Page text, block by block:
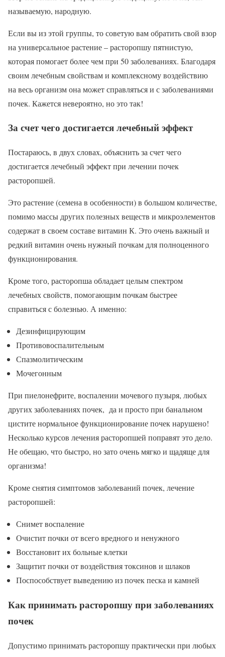
называемую, народную.
Если вы из этой группы, то советую вам обратить свой взор
на универсальное растение – расторопшу пятнистую,
которая помогает более чем при 50 заболеваниях. Благодаря
своим лечебным свойствам и комплексному воздействию
на весь организм она может справляться и с заболеваниями
почек. Кажется невероятно, но это так!
За счет чего достигается лечебный эффект
Постараюсь, в двух словах, объяснить за счет чего
достигается лечебный эффект при лечении почек
расторопшей.
Это растение (семена в особенности) в большом количестве,
помимо массы других полезных веществ и микроэлементов
содержат в своем составе витамин К. Это очень важный и
редкий витамин очень нужный почкам для полноценного
функционирования.
Кроме того, расторопша обладает целым спектром
лечебных свойств, помогающим почкам быстрее
справиться с болезнью. А именно:
Дезинфицирующим
Противовоспалительным
Спазмолитическим
Мочегонным
При пиелонефрите, воспалении мочевого пузыря, любых
других заболеваниях почек, да и просто при банальном
цистите нормальное функционирование почек нарушено!
Несколько курсов лечения расторопшей поправят это дело.
Не обещаю, что быстро, но зато очень мягко и щадяще для
организма!
Кроме снятия симптомов заболеваний почек, лечение
расторопшей:
Снимет воспаление
Очистит почки от всего вредного и ненужного
Восстановит их больные клетки
Защитит почки от воздействия токсинов и шлаков
Поспособствует выведению из почек песка и камней
Как принимать расторопшу при заболеваниях
почек
Допустимо принимать расторопшу практически при любых